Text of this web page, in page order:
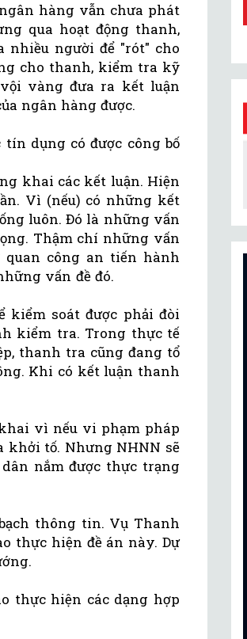
hàng vẫn chưa phát
qua hoạt động thanh,
người để "rót" cho
cho thanh, kiểm tra kỹ
vàng đưa ra kết luận
ngân hàng được.
dụng có được công bố
khai các kết luận. Hiện
Vì (nếu) có những kết
luôn. Đó là những vấn
Thậm chí những vấn
công an tiến hành
vấn đề đó.
kiểm soát được phải đòi
kiểm tra. Trong thực tế
thanh tra cũng đang tổ
Khi có kết luận thanh
vì nếu vi phạm pháp
khởi tố. Nhưng NHNN sẽ
nắm được thực trạng
thông tin. Vụ Thanh
thực hiện đề án này. Dự
thực hiện các dạng hợp